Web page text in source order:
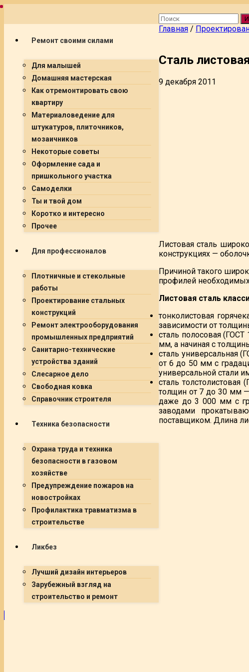
Ремонт своими силами
Для малышей
Домашняя мастерская
Как отремонтировать свою
квартиру
Материаловедение для
штукатуров, плиточников,
мозаичников
Некоторые советы
Оформление сада и
пришкольного участка
Самоделки
Ты и твой дом
Коротко и интересно
Прочее
Для профессионалов
Плотничные и стекольные
работы
Проектирование стальных
конструкций
Ремонт электрооборудования
промышленных предприятий
Санитарно-технические
устройства зданий
Слесарное дело
Свободная ковка
Справочник строителя
Техника безопасности
Охрана труда и техника
безопасности в газовом
хозяйстве
Предупреждение пожаров на
новостройках
Профилактика травматизма в
строительстве
Ликбез
Лучший дизайн интерьеров
Зарубежный взгляд на
строительство и ремонт
Главная /
Сталь листовая
9 декабря 2011
Листовая сталь
конструкциях —
Причиной такого
профилей
Листовая сталь
тонколистовая
зависимости от
сталь полосовая
мм, а начиная с
сталь универсальная
от 6 до 50 мм с
универсальной стали
сталь
толщин от 7 до 30 мм —
даже до 3 000 мм с
заводами
поставщиком. Длина